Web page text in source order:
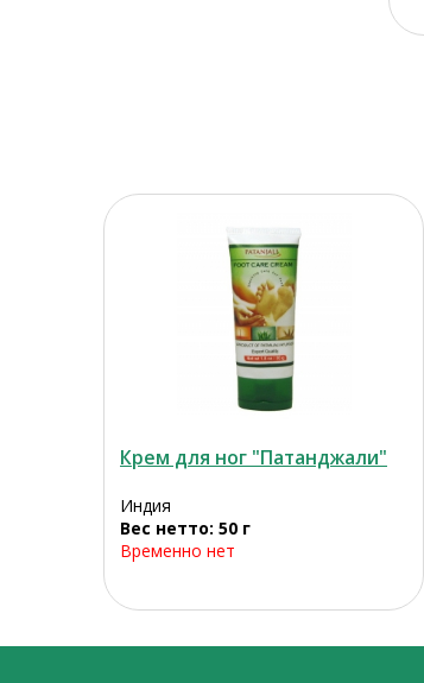
Крем для ног "Патанджали"
Индия
Вес нетто: 50 г
Временно нет